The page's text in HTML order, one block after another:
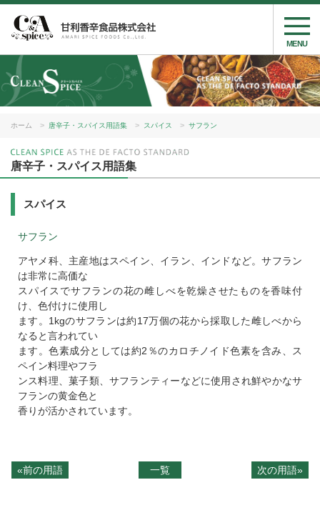
MENU
ホーム 唐辛子・スパイス用語集 スパイス サフラン
唐辛子・スパイス用語集
スパイス
サフラン
アヤメ科、主産地はスペイン、イラン、インドなど。サフラン
は非常に高価な
スパイスでサフランの花の雌しべを乾燥させたものを香味付
け、色付けに使用し
ます。1kgのサフランは約17万個の花から採取した雌しべから
なると言われてい
ます。色素成分としては約2％のカロチノイド色素を含み、ス
ペイン料理やフラ
ンス料理、菓子類、サフランティーなどに使用され鮮やかなサ
フランの黄金色と
香りが活かされています。
«前の用語 一覧 次の用語»